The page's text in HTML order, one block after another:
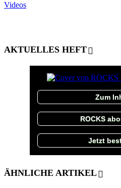
Videos
AKTUELLES HEFT
Zum
ROCKS
Jetzt
ÄHNLICHE ARTIKEL